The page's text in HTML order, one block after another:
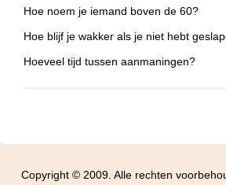
Hoe noem je iemand boven de 60?
Hoe blijf je wakker als je niet hebt
Hoeveel tijd tussen aanmaningen?
Copyright © 2009. Alle rechten